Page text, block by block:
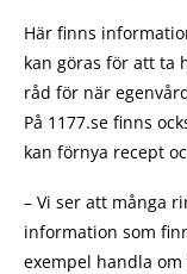
Här finns
kan göras för att ta
råd för när
På 1177.se finns
kan förnya recept
– Vi ser att många
information som
exempel handla